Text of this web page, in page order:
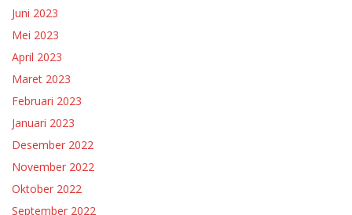
Juni 2023
Mei 2023
April 2023
Maret 2023
Februari 2023
Januari 2023
Desember 2022
November 2022
Oktober 2022
September 2022